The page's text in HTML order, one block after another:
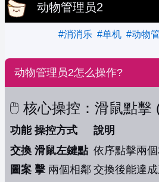
动物管理员2
#消消乐 #单机 #动物
动物管理员2怎么操作?
🖱️ 核心操控：滑鼠點擊
功能 操控方式
說明
交換
圖案
滑鼠左鍵點
擊 兩個相鄰
依序點擊兩
交換後能達